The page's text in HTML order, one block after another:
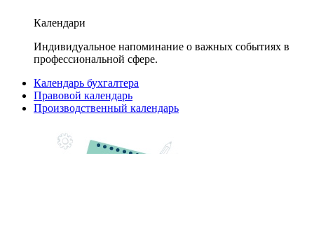
Календари
Индивидуальное напоминание о важных событиях в
профессиональной сфере.
Календарь бухгалтера
Правовой календарь
Производственный календарь